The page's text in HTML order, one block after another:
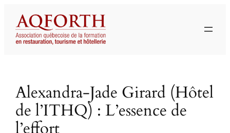
contenu
Alexandra-Jade Girard (Hôtel
de l’ITHQ) : L’essence de
l’effort